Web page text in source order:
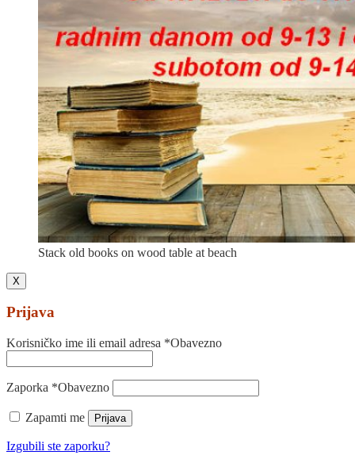
Stack old books on wood table at beach
X
Prijava
Korisničko ime ili email adresa *Obavezno
Zaporka *Obavezno
Zapamti me Prijava
Izgubili ste zaporku?